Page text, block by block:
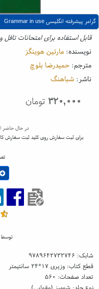
گرامر پیشرفته انگلیسی Grammar in use
قابل استفاده برای امتحانات تافل
نویسنده: مارتین هوینگز
مترجم: حمیدرضا بلوچ
ناشر: شباهنگ
۳۲۰,۰۰۰ تومان
در حال حاضر
برای ثبت سفارش روی کلید ثبت سفارش
توسط
شابک: ۹۷۸۹۶۴۲۷۳۲۷۴۶
قطع کتاب: وزیری ۱۷*۲۴ سانتیمتر
تعداد صفحات: ۵۶۰